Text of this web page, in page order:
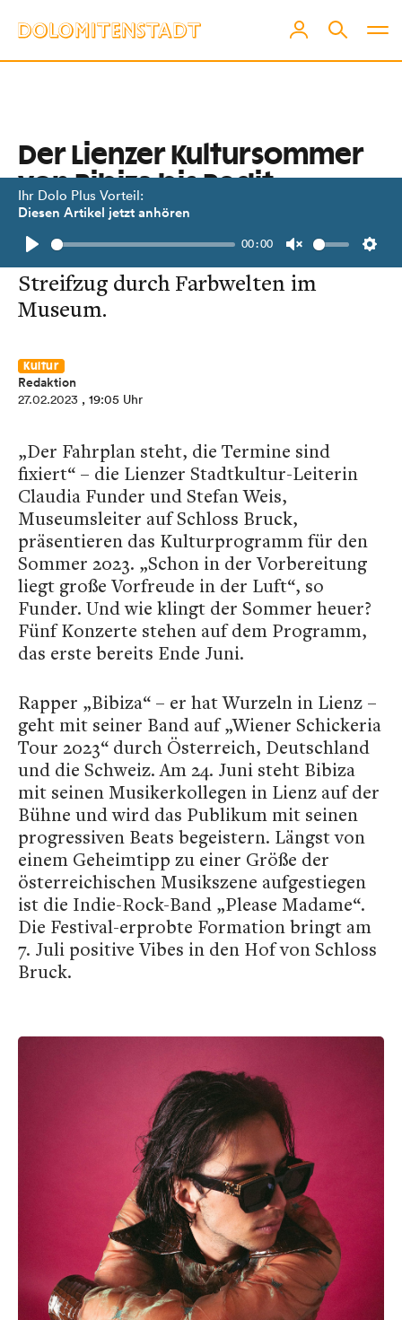
Ihr Dolo Plus Vorteil:
Diesen Artikel jetzt anhören
Play
00:00
Unmute
Der Lienzer Kultursommer
von Bibiza bis Pedit
Ab Juni steigen fünf Konzerte der
Stadtkultur auf Schloss Bruck.
Streifzug durch Farbwelten im
Museum.
Kultur
Redaktion
27.02.2023 , 19:05 Uhr
„Der Fahrplan steht, die Termine sind
fixiert“ – die Lienzer Stadtkultur-Leiterin
Claudia Funder und Stefan Weis,
Museumsleiter auf Schloss Bruck,
präsentieren das Kulturprogramm für den
Sommer 2023. „Schon in der Vorbereitung
liegt große Vorfreude in der Luft“, so
Funder. Und wie klingt der Sommer heuer?
Fünf Konzerte stehen auf dem Programm,
das erste bereits Ende Juni.
Rapper „Bibiza“ – er hat Wurzeln in Lienz –
geht mit seiner Band auf „Wiener Schickeria
Tour 2023“ durch Österreich, Deutschland
und die Schweiz. Am 24. Juni steht Bibiza
mit seinen Musikerkollegen in Lienz auf der
Bühne und wird das Publikum mit seinen
progressiven Beats begeistern. Längst von
einem Geheimtipp zu einer Größe der
österreichischen Musikszene aufgestiegen
ist die Indie-Rock-Band „Please Madame“.
Die Festival-erprobte Formation bringt am
7. Juli positive Vibes in den Hof von Schloss
Bruck.